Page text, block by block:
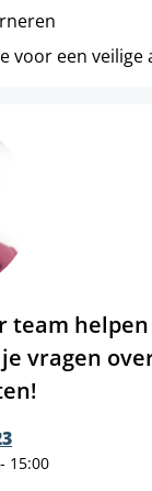
voor een veilige
team
vragen
15:00